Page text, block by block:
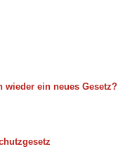
wieder ein neues Gesetz?